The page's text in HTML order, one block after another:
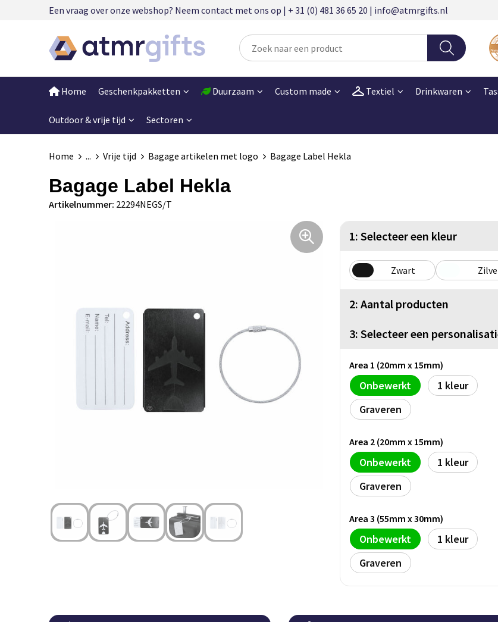
Een vraag over onze webshop? Neem contact met ons op | + 31 (0) 481 36 65 20 | info@atmrgifts.nl
Home Geschenkpakketten Duurzaam Custom made Textiel Drinkwaren
Outdoor & vrije tijd Sectoren
Home ... Vrije tijd Bagage artikelen met logo Bagage Label Hekla
Bagage Label Hekla
Artikelnummer: 22294NEGS/T
1: Selecteer een kleur
Zwart
2: Aantal producten
3: Selecteer een
Area 1 (20mm x 15mm)
Onbewerkt
1
Graveren
Area 2 (20mm x 15mm)
Onbewerkt
1
Graveren
Area 3 (55mm x 30mm)
Onbewerkt
1
Graveren